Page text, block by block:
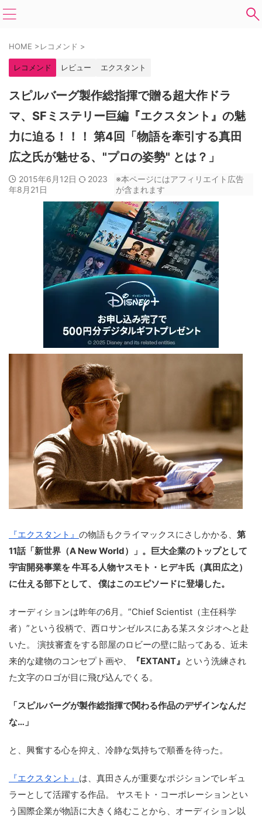
HOME >レコメンド >
レコメンド レビュー エクスタント
スピルバーグ製作総指揮で贈る超大作ドラ
マ、SFミステリー巨編『エクスタント』の魅
力に迫る！！！ 第4回「物語を牽引する真田
広之氏が魅せる、"プロの姿勢" とは？」
2015年6月12日
2023
年8月21日
※本ページにはアフィリエイト広告
が含まれます
『エクスタント』 の物語もクライマックスにさしかかる、 第
11話「新世界（A New World）」。巨大企業のトップとして
宇宙開発事業を 牛耳る人物ヤスモト・ヒデキ氏（真田広之）
に仕える部下として、 僕はこのエピソードに登場した。
オーディションは昨年の6月。”Chief Scientist（主任科学
者）”という役柄で、西ロサンゼルスにある某スタジオへと赴
いた。 演技審査をする部屋のロビーの壁に貼ってある、近未
来的な建物のコンセプト画や、
『EXTANT』 という洗練され
た文字のロゴが目に飛び込んでくる。
「スピルバーグが製作総指揮で関わる作品のデザインなんだ
な…」
と、興奮する心を抑え、冷静な気持ちで順番を待った。
『エクスタント』 は、真田さんが重要なポジションでレギュ
ラーとして活躍する作品。 ヤスモト・コーポレーションとい
う国際企業が物語に大きく絡むことから、オーディション以